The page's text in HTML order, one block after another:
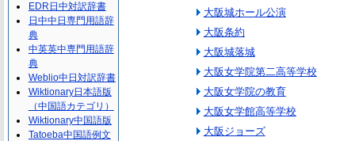
大阪城ホール公演
大阪条約
大阪城落城
大阪女学院第二高等学校
大阪女学院の教育
大阪女学館高等学校
大阪ジョーズ
EDR日中対訳辞書
日中中日専門用語辞
典
中英英中専門用語辞
典
Weblio中日対訳辞書
Wiktionary日本語版
（中国語カテゴリ）
Wiktionary中国語版
Tatoeba中国語例文